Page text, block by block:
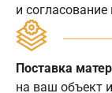
и
Поставка
на ваш объект